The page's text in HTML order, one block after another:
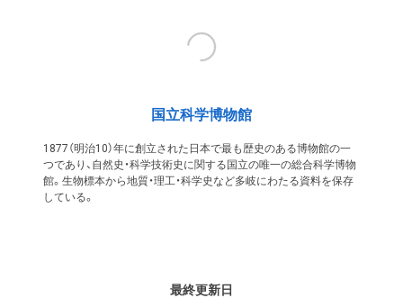
国立科学博物館
1877（明治10）年に創立された日本で最も歴史のある博物館の一
つであり、自然史・科学技術史に関する国立の唯一の総合科学博物
館。生物標本から地質・理工・科学史など多岐にわたる資料を保存
している。
最終更新日